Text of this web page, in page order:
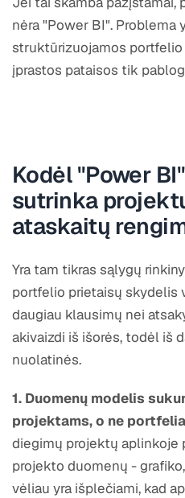
nėra "Power BI". Problema
struktūrizuojamos portfelio
įprastos pataisos tik
Kodėl "Power
sutrinka
ataskaitų
Yra tam tikras sąlygų
portfelio prietaisų skydelis
daugiau klausimų nei
akivaizdi iš išorės, todėl iš
nuolatinės.
1. Duomenų modelis
projektams, o ne
diegimų projektų aplinkoje
projekto duomenų -
vėliau yra išplečiami, kad